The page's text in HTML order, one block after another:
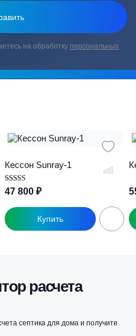
на обработку персональных
Кессон Sunray-1
Оценка
5.00
47 800 ₽
расчета
септика для дома и получите